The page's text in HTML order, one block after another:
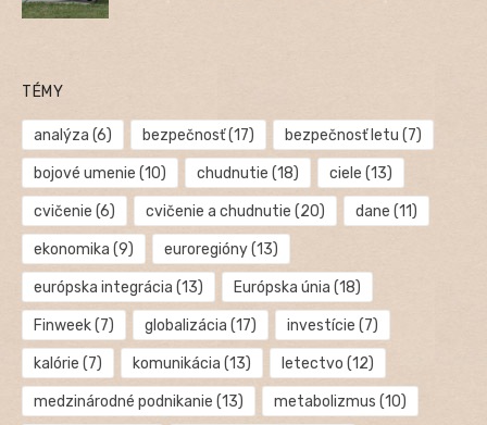
TÉMY
analýza (6) bezpečnosť(17) bezpečnosť letu (7)
bojové umenie (10) chudnutie (18) ciele (13)
cvičenie (6) cvičenie a chudnutie (20) dane (11)
ekonomika (9) euroregióny(13)
európska integrácia (13) Európska únia (18)
Finweek(7) globalizácia (17) investície (7)
kalórie (7) komunikácia (13) letectvo (12)
medzinárodné podnikanie (13) metabolizmus (10)